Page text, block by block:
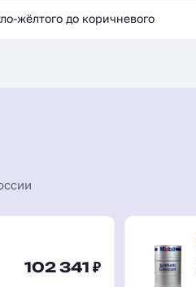
жёлтого до коричневого
102 341 ₽